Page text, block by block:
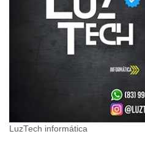
LuzTech informática